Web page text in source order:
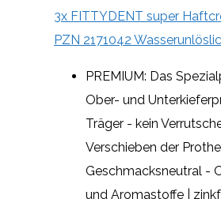
3x FITTYDENT super
PZN 2171042
PREMIUM: Das
Ober- und
Träger - kein
Verschieben der
Geschmacksneutral -
und Aromastoffe |